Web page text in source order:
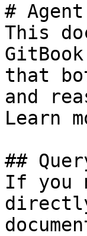
#
This
that
and
Learn
##
If you